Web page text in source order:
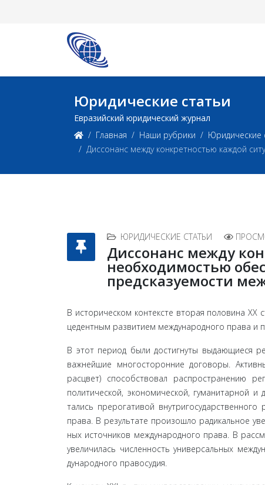
Юридические статьи
Евразийский юридический журнал
Главная
Наши рубрики
Юридические
Диссонанс между конкретностью каждой
ЮРИДИЧЕСКИЕ СТАТЬИ
Диссонанс между
необходимостью
предсказуемости
В историческом контексте вторая половина ХХ
цедентным развитием международного права и
В этот период были достигнуты выдающиеся
важнейшие многосторонние договоры.
расцвет) способствовал распространению
политической, экономической, гуманитарной
тались прерогативой
права. В результате произошло радикальное
ных источников международного права. В
увеличилась численность универсальных
дународного правосудия.